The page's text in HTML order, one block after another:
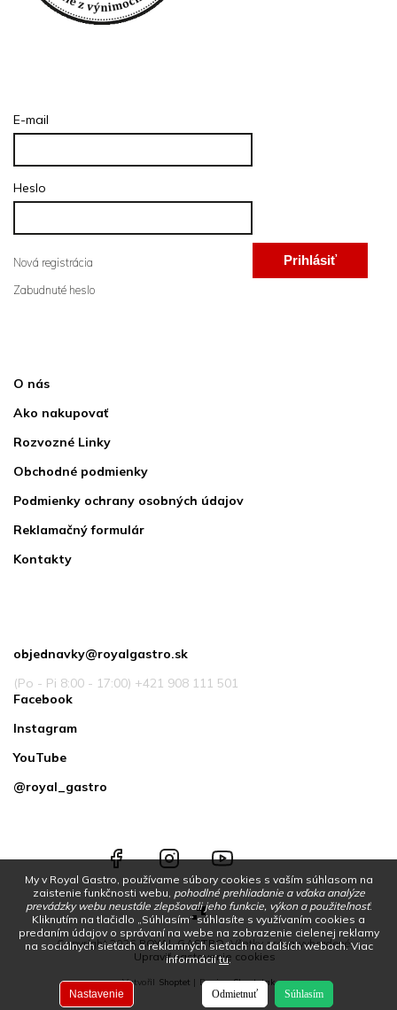
My v Royal Gastro, používame súbory cookies s vaším súhlasom na
zaistenie funkčnosti webu, pohodlné prehliadanie a vďaka analýze
prevádzky webu neustále zlepšovali jeho funkcie, výkon a použiteľnosť.
Kliknutím na tlačidlo „Súhlasím“ súhlasíte s využívaním cookies a
predaním údajov o správaní na webe na zobrazenie cielenej reklamy
na sociálnych sieťach a reklamných sieťach na ďalších weboch.Viac
informáciítu.
Nastavenie Odmietnuť Súhlasím
E-mail
Heslo
Prihlásiť
Nová registrácia
Zabudnuté heslo
O nás
Ako nakupovať
Rozvozné Linky
Obchodné podmienky
Podmienky ochrany osobných údajov
Reklamačný formulár
Kontakty
objednavky@royalgastro.sk
(Po - Pi 8:00 - 17:00) +421 908 111 501
Facebook
Instagram
YouTube
@royal_gastro
Copyright 2026 ROYAL GASTRO. Všetky práva vyhradené.
Upraviť nastavenie cookies
Vytvořil Shoptet | DesignShoptetak.cz
FacebookInstagramYouTube@royal_gastro